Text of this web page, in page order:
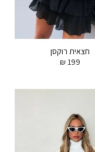
חצאית רוקסן
₪ 199